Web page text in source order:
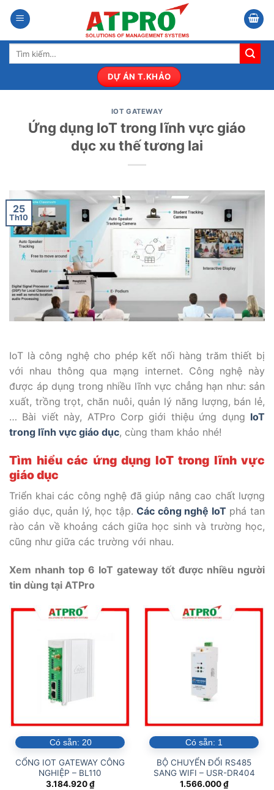
qua
nội
dung
Tìm
DỰ ÁN T.KHẢO
IOT GATEWAY
Ứng dụng IoT trong lĩnh vực giáo
dục xu thế tương lai
25
Th10
IoT là công nghệ cho phép kết nối hàng trăm thiết bị
với nhau thông qua mạng internet. Công nghệ này
được áp dụng trong nhiều lĩnh vực chẳng hạn như: sản
xuất, trồng trọt, chăn nuôi, quản lý năng lượng, bán lẻ,
… Bài viết này, ATPro Corp giới thiệu ứng dụng IoT
trong lĩnh vực giáo dục, cùng tham khảo nhé!
Tìm hiểu các ứng dụng IoT trong lĩnh vực
giáo dục
Triển khai các công nghệ đã giúp nâng cao chất lượng
giáo dục, quản lý, học tập.Các công nghệ IoT phá tan
rào cản về khoảng cách giữa học sinh và trường học,
cũng như giữa các trường với nhau.
Xem nhanh top 6 IoT gateway tốt được nhiều người
tin dùng tại ATPro
Có sẵn: 20
CỔNG IOT GATEWAY CÔNG
NGHIỆP – BL110
3.184.920₫
Có sẵn: 1
BỘ CHUYỂN ĐỔI RS485
SANG WIFI – USR-DR404
1.566.000₫